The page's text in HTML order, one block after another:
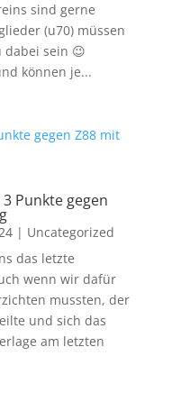
sind gerne
(u70) müssen
dabei sein 😉
können je...
Punkte gegen
| Uncategorized
das letzte
wenn wir dafür
mussten, der
und sich das
am letzten